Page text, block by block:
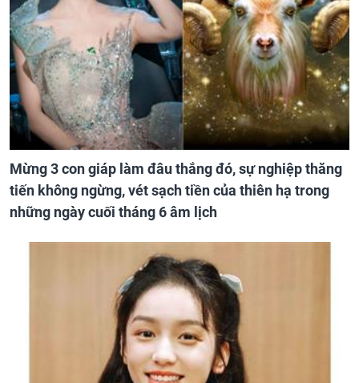
Mừng 3 con giáp làm đâu thắng đó, sự nghiệp thăng
tiến không ngừng, vét sạch tiền của thiên hạ trong
những ngày cuối tháng 6 âm lịch